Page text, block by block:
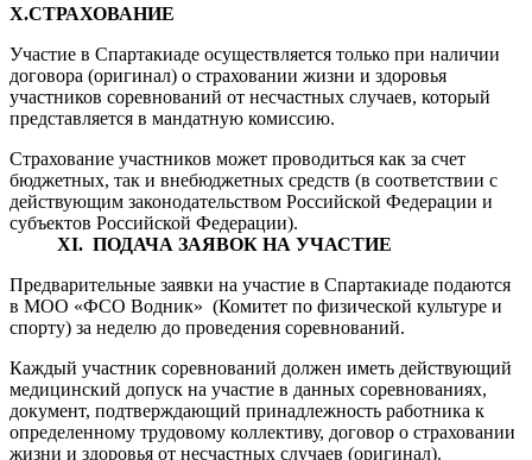
X.СТРАХОВАНИЕ
Участие в Спартакиаде осуществляется только при наличии
договора (оригинал) о страховании жизни и здоровья
участников соревнований от несчастных случаев, который
представляется в мандатную комиссию.
Страхование участников может проводиться как за счет
бюджетных, так и внебюджетных средств (в соответствии с
действующим законодательством Российской Федерации и
субъектов Российской Федерации).
ХI. ПОДАЧА ЗАЯВОК НА УЧАСТИЕ
Предварительные заявки на участие в Спартакиаде подаются
в МОО «ФСО Водник» (Комитет по физической культуре и
спорту) за неделю до проведения соревнований.
Каждый участник соревнований должен иметь действующий
медицинский допуск на участие в данных соревнованиях,
документ, подтверждающий принадлежность работника к
определенному трудовому коллективу, договор о страховании
жизни и здоровья от несчастных случаев (оригинал).